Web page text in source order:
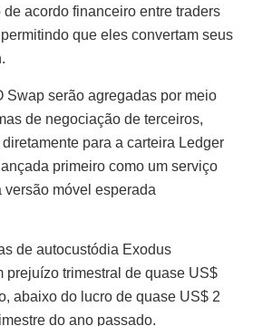
acordo financeiro entre traders
que eles convertam seus
Swap serão agregadas por meio
de negociação de terceiros,
para a carteira Ledger
primeiro como um serviço
versão móvel esperada
de autocustódia Exodus
prejuízo trimestral de quase US$
abaixo do lucro de quase US$ 2
do ano passado.